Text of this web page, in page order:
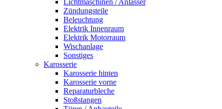
Zündungsteile
Beleuchtung
Elektrik Innenraum
Elektrik Motorraum
Wischanlage
Sonstiges
Karosserie
Karosserie hinten
Karosserie vorne
Reparaturbleche
Stoßstangen